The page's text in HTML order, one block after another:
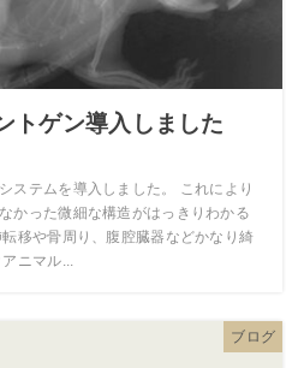
トゲン導入しました
ステムを導入しました。 これにより
かった微細な構造がはっきりわかる
移や骨周り、腹腔臓器などかなり綺
ニマル...
ブログ